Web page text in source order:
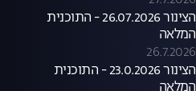
הצינור 26.07.2026 - התוכנית
המלאה
26.7.2026
הצינור 23.0.2026 - התוכנית